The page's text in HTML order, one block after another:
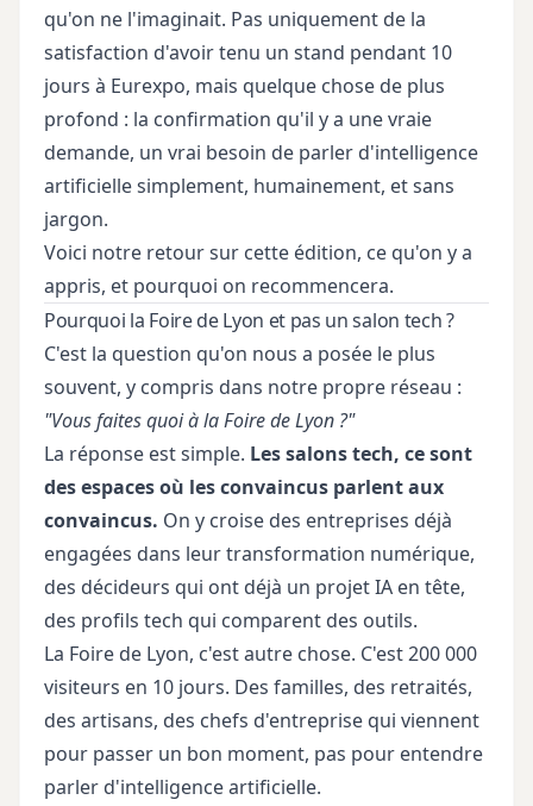
qu'on ne l'imaginait. Pas uniquement de la
satisfaction d'avoir tenu un stand pendant 10
jours à Eurexpo, mais quelque chose de plus
profond : la confirmation qu'il y a une vraie
demande, un vrai besoin de parler d'intelligence
artificielle simplement, humainement, et sans
jargon.
Voici notre retour sur cette édition, ce qu'on y a
appris, et pourquoi on recommencera.
Pourquoi la Foire de Lyon et pas un salon tech ?
C'est la question qu'on nous a posée le plus
souvent, y compris dans notre propre réseau :
"Vous faites quoi à la Foire de Lyon ?"
La réponse est simple. Les salons tech, ce sont
des espaces où les convaincus parlent aux
convaincus. On y croise des entreprises déjà
engagées dans leur transformation numérique,
des décideurs qui ont déjà un projet IA en tête,
des profils tech qui comparent des outils.
La Foire de Lyon, c'est autre chose. C'est 200 000
visiteurs en 10 jours. Des familles, des retraités,
des artisans, des chefs d'entreprise qui viennent
pour passer un bon moment, pas pour entendre
parler d'intelligence artificielle.